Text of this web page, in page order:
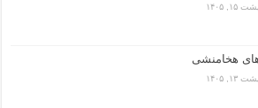
۱۴۰۵
های هخامنشی
۱۴۰۵